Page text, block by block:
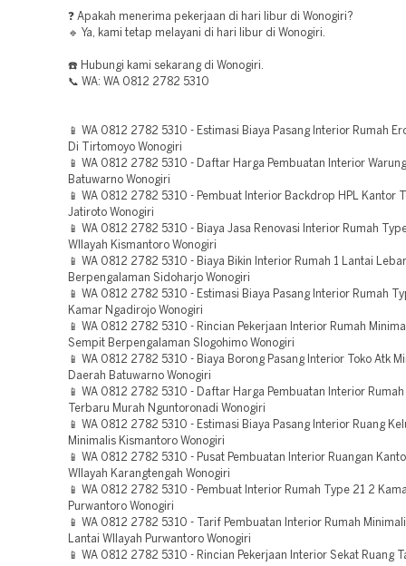
❓ Apakah menerima pekerjaan di hari libur di Wonogiri?
🔹 Ya, kami tetap melayani di hari libur di Wonogiri.
☎️ Hubungi kami sekarang di Wonogiri.
📞 WA: WA 0812 2782 5310
📱 WA 0812 2782 5310 - Estimasi Biaya Pasang Interior Rumah
Di Tirtomoyo Wonogiri
📱 WA 0812 2782 5310 - Daftar Harga Pembuatan Interior
Batuwarno Wonogiri
📱 WA 0812 2782 5310 - Pembuat Interior Backdrop HPL Kantor
Jatiroto Wonogiri
📱 WA 0812 2782 5310 - Biaya Jasa Renovasi Interior Rumah
WIlayah Kismantoro Wonogiri
📱 WA 0812 2782 5310 - Biaya Bikin Interior Rumah 1 Lantai
Berpengalaman Sidoharjo Wonogiri
📱 WA 0812 2782 5310 - Estimasi Biaya Pasang Interior Rumah
Kamar Ngadirojo Wonogiri
📱 WA 0812 2782 5310 - Rincian Pekerjaan Interior Rumah
Sempit Berpengalaman Slogohimo Wonogiri
📱 WA 0812 2782 5310 - Biaya Borong Pasang Interior Toko Atk
Daerah Batuwarno Wonogiri
📱 WA 0812 2782 5310 - Daftar Harga Pembuatan Interior
Terbaru Murah Nguntoronadi Wonogiri
📱 WA 0812 2782 5310 - Estimasi Biaya Pasang Interior Ruang
Minimalis Kismantoro Wonogiri
📱 WA 0812 2782 5310 - Pusat Pembuatan Interior Ruangan
WIlayah Karangtengah Wonogiri
📱 WA 0812 2782 5310 - Pembuat Interior Rumah Type 21 2
Purwantoro Wonogiri
📱 WA 0812 2782 5310 - Tarif Pembuatan Interior Rumah
Lantai WIlayah Purwantoro Wonogiri
📱 WA 0812 2782 5310 - Rincian Pekerjaan Interior Sekat Ruang